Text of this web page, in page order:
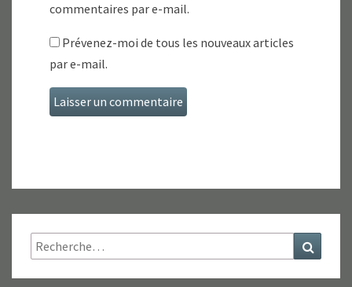
commentaires par e-mail.
Prévenez-moi de tous les nouveaux articles
par e-mail.
Rechercher :